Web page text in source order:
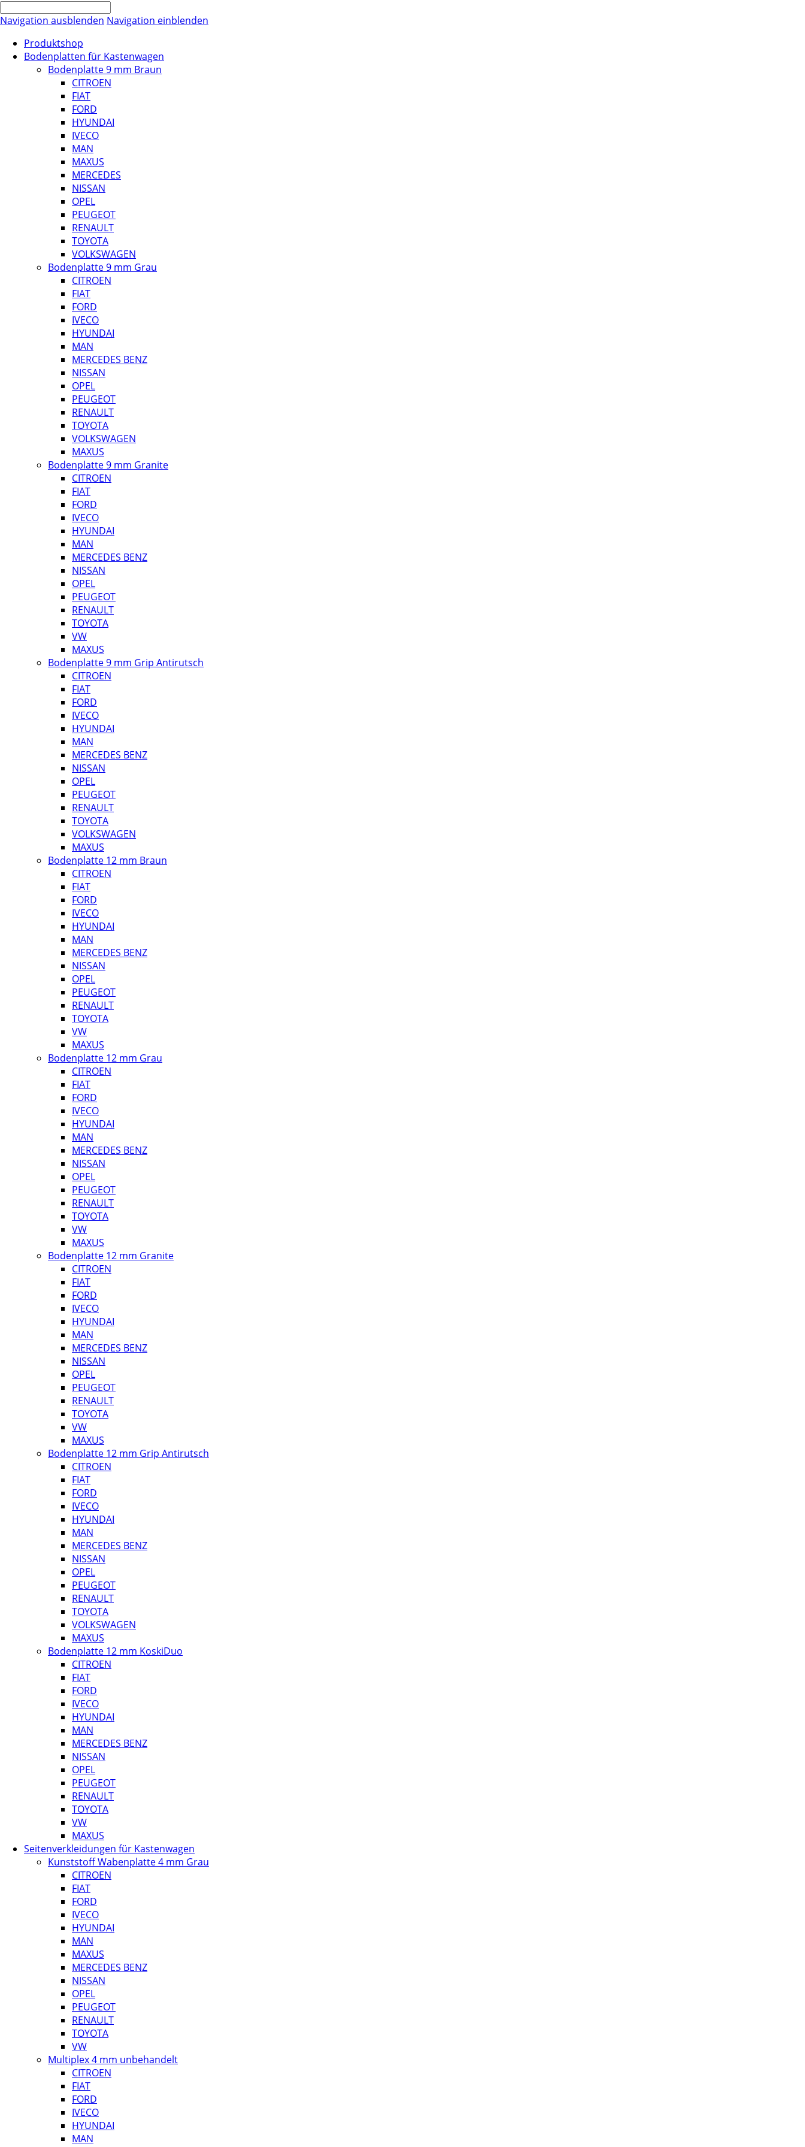
Navigation ausblenden Navigation einblenden
Produktshop
Bodenplatten für Kastenwagen
Bodenplatte 9 mm Braun
CITROEN
FIAT
FORD
HYUNDAI
IVECO
MAN
MAXUS
MERCEDES
NISSAN
OPEL
PEUGEOT
RENAULT
TOYOTA
VOLKSWAGEN
Bodenplatte 9 mm Grau
CITROEN
FIAT
FORD
IVECO
HYUNDAI
MAN
MERCEDES BENZ
NISSAN
OPEL
PEUGEOT
RENAULT
TOYOTA
VOLKSWAGEN
MAXUS
Bodenplatte 9 mm Granite
CITROEN
FIAT
FORD
IVECO
HYUNDAI
MAN
MERCEDES BENZ
NISSAN
OPEL
PEUGEOT
RENAULT
TOYOTA
VW
MAXUS
Bodenplatte 9 mm Grip Antirutsch
CITROEN
FIAT
FORD
IVECO
HYUNDAI
MAN
MERCEDES BENZ
NISSAN
OPEL
PEUGEOT
RENAULT
TOYOTA
VOLKSWAGEN
MAXUS
Bodenplatte 12 mm Braun
CITROEN
FIAT
FORD
IVECO
HYUNDAI
MAN
MERCEDES BENZ
NISSAN
OPEL
PEUGEOT
RENAULT
TOYOTA
VW
MAXUS
Bodenplatte 12 mm Grau
CITROEN
FIAT
FORD
IVECO
HYUNDAI
MAN
MERCEDES BENZ
NISSAN
OPEL
PEUGEOT
RENAULT
TOYOTA
VW
MAXUS
Bodenplatte 12 mm Granite
CITROEN
FIAT
FORD
IVECO
HYUNDAI
MAN
MERCEDES BENZ
NISSAN
OPEL
PEUGEOT
RENAULT
TOYOTA
VW
MAXUS
Bodenplatte 12 mm Grip Antirutsch
CITROEN
FIAT
FORD
IVECO
HYUNDAI
MAN
MERCEDES BENZ
NISSAN
OPEL
PEUGEOT
RENAULT
TOYOTA
VOLKSWAGEN
MAXUS
Bodenplatte 12 mm KoskiDuo
CITROEN
FIAT
FORD
IVECO
HYUNDAI
MAN
MERCEDES BENZ
NISSAN
OPEL
PEUGEOT
RENAULT
TOYOTA
VW
MAXUS
Seitenverkleidungen für Kastenwagen
Kunststoff Wabenplatte 4 mm Grau
CITROEN
FIAT
FORD
IVECO
HYUNDAI
MAN
MAXUS
MERCEDES BENZ
NISSAN
OPEL
PEUGEOT
RENAULT
TOYOTA
VW
Multiplex 4 mm unbehandelt
CITROEN
FIAT
FORD
IVECO
HYUNDAI
MAN